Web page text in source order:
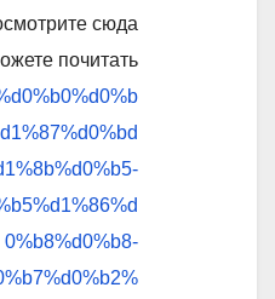
сюда.
почитать:
0%b8%d0%b8-